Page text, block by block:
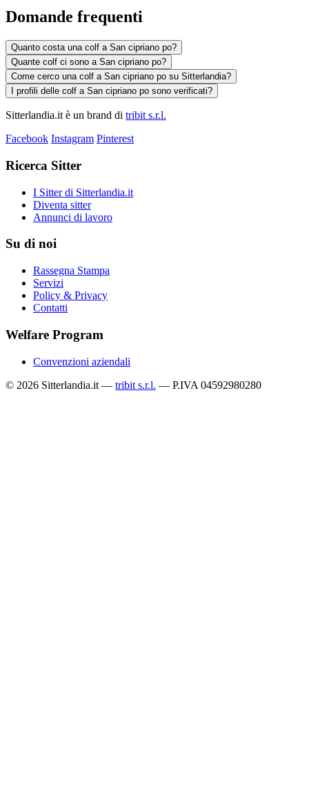
Domande frequenti
Quanto costa una colf a San cipriano po?
Quante colf ci sono a San cipriano po?
Come cerco una colf a San cipriano po su Sitterlandia?
I profili delle colf a San cipriano po sono verificati?
Sitterlandia.it è un brand di tribit s.r.l.
Facebook Instagram Pinterest
Ricerca Sitter
I Sitter di Sitterlandia.it
Diventa sitter
Annunci di lavoro
Su di noi
Rassegna Stampa
Servizi
Policy & Privacy
Contatti
Welfare Program
Convenzioni aziendali
© 2026 Sitterlandia.it — tribit s.r.l. — P.IVA 04592980280